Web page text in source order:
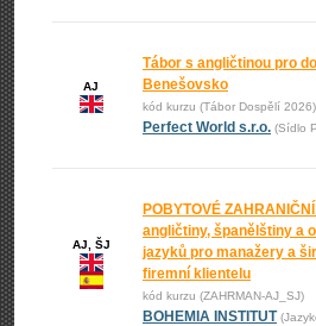
AJ
Tábor s angličtinou pro
Benešovsko
kód kurzu (Tábor Dospělí 2026)
Perfect World s.r.o. (Sídlo
AJ, ŠJ
POBYTOVÉ
angličtiny, španělštiny a
jazyků pro manažery a
firemní klientelu
kód kurzu (ZAHRMAN-AJ_SJ)
BOHEMIA INSTITUT